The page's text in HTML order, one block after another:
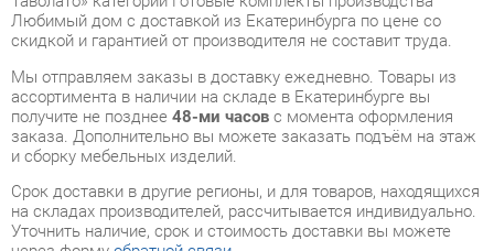
ассортимента в наличии на складе в Екатеринбурге вы
получите не позднее48-ми часовс момента оформления
заказа. Дополнительно вы можете заказать подъём на этаж
Срок доставки в другие регионы, и для товаров, находящихся
на складах производителей, рассчитывается индивидуально.
Уточнить наличие, срок и стоимость доставки вы можете
через формуобратной связи.
В любой момент до передачи заказа в доставку, а также в
течение 7-ми дней после получения заказа вы можете
изменить выборили принять решение об отказе от покупки.